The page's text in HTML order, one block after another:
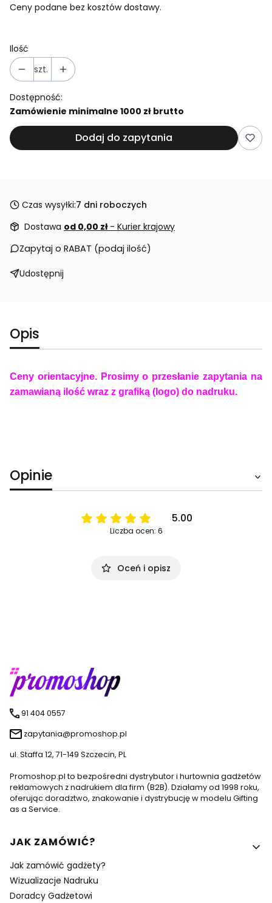
Ceny podane bez kosztów dostawy.
Ilość
szt.
Dostępność:
Zamówienie minimalne 1000 zł brutto
Dodaj do zapytania
Czas wysyłki:7 dni roboczych
Dostawa od 0,00 zł - Kurier krajowy
Zapytaj o RABAT (podaj ilość)
Udostępnij
Opis
Ceny orientacyjne. Prosimy o przesłanie zapytania na
zamawianą ilość wraz z grafiką (logo) do nadruku.
Opinie
5.00
Liczba ocen: 6
Oceń i opisz
91 404 0557
zapytania@promoshop.pl
ul. Staffa 12, 71-149 Szczecin, PL
Promoshop.pl to bezpośredni dystrybutor i hurtownia gadżetów
reklamowych z nadrukiem dla firm (B2B). Działamy od 1998 roku,
oferując doradztwo, znakowanie i dystrybucję w modelu Gifting
as a Service.
Linki w stopce
JAK ZAMÓWIĆ?
Jak zamówić gadżety?
Wizualizacje Nadruku
Doradcy Gadżetowi